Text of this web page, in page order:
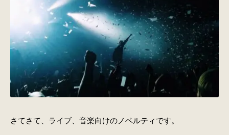
さてさて、ライブ、音楽向けのノベルティです。